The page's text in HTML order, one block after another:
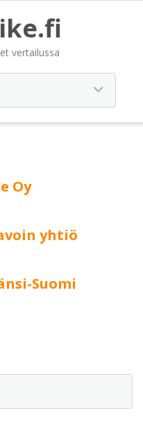
vertailussa
Oy
yhtiö
Suomi